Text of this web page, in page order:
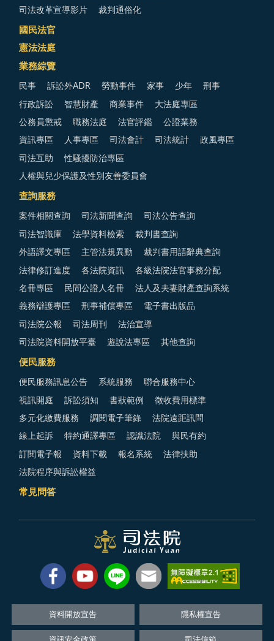
司法改革宣導影片 裁判通俗化
國民法官
憲法法庭
業務綜覽
民事 訴訟外ADR 勞動事件 家事 少年 刑事
行政訴訟 智慧財產 商業事件 大法庭專區
公務員懲戒 職務法庭 法官評鑑 公證業務
資訊專區 人事專區 司法會計 司法統計 政風專區
司法互助 性騷擾防治專區
人權與兒少保護及性別友善委員會
查詢服務
案件相關查詢 司法新聞查詢 司法公告查詢
司法智識庫 法學資料檢索 裁判書查詢
外語譯文專區 主管法規異動 裁判書用語辭典查詢
法律修訂進度 各法院資訊 各級法院法官事務分配
名冊專區 民間公證人名冊 法人及夫妻財產查詢系統
義務辯護專區 刑事補償專區 電子書出版品
司法院公報 司法周刊 法治宣導
司法院資料開放平臺 遊說法專區 其他查詢
便民服務
便民服務訊息公告 系統服務 聯合服務中心
視訊開庭 訴訟須知 書狀範例 徵收費用標準
多元化繳費服務 調閱電子筆錄 法院遠距訊問
線上起訴 特約通譯專區 認識法院 與民有約
訂閱電子報 資料下載 報名系統 法律扶助
法院程序與訴訟權益
常見問答
資料開放宣告 隱私權宣告